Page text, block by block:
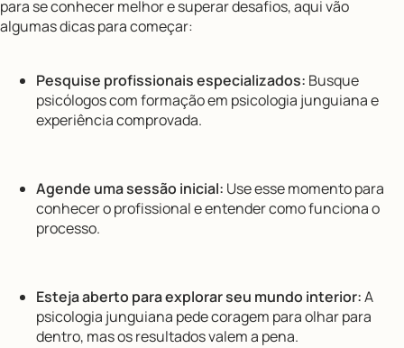
para se conhecer melhor e superar desafios, aqui vão
algumas dicas para começar:
Pesquise profissionais especializados: Busque
psicólogos com formação em psicologia junguiana e
experiência comprovada.
Agende uma sessão inicial: Use esse momento para
conhecer o profissional e entender como funciona o
processo.
Esteja aberto para explorar seu mundo interior:A
psicologia junguiana pede coragem para olhar para
dentro, mas os resultados valem a pena.